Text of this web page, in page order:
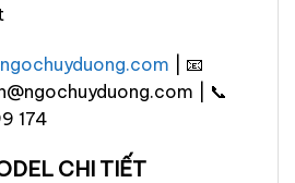
| 📧
| 📞
174
CHI TIẾT